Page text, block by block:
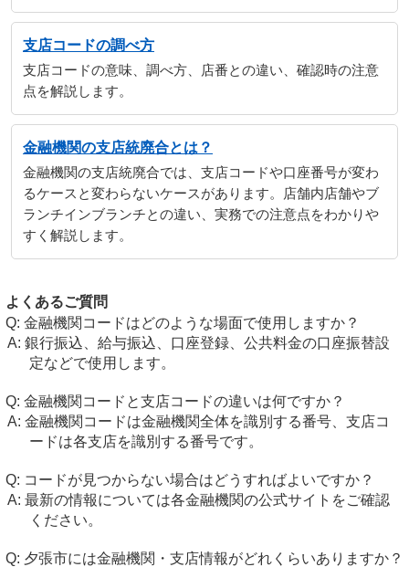
支店コードの調べ方
支店コードの意味、調べ方、店番との違い、確認時の注意
点を解説します。
金融機関の支店統廃合とは？
金融機関の支店統廃合では、支店コードや口座番号が変わ
るケースと変わらないケースがあります。店舗内店舗やブ
ランチインブランチとの違い、実務での注意点をわかりや
すく解説します。
よくあるご質問
金融機関コードはどのような場面で使用しますか？
銀行振込、給与振込、口座登録、公共料金の口座振替設
定などで使用します。
金融機関コードと支店コードの違いは何ですか？
金融機関コードは金融機関全体を識別する番号、支店コ
ードは各支店を識別する番号です。
コードが見つからない場合はどうすればよいですか？
最新の情報については各金融機関の公式サイトをご確認
ください。
夕張市には金融機関・支店情報がどれくらいありますか？